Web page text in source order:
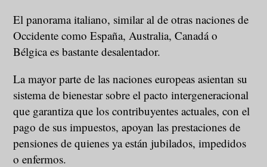
El panorama italiano, similar al de otras naciones de
Occidente como España, Australia, Canadá o
Bélgica es bastante desalentador.
La mayor parte de las naciones europeas asientan su
sistema de bienestar sobre el pacto intergeneracional
que garantiza que los contribuyentes actuales, con el
pago de sus impuestos, apoyan las prestaciones de
pensiones de quienes ya están jubilados, impedidos
o enfermos.